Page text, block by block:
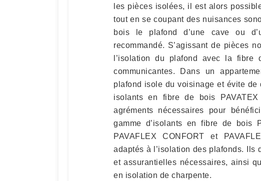
les pièces isolées, il est alors
tout en se coupant des nuisances
bois le plafond d’une cave ou
recommandé. S’agissant de pièces
l’isolation du plafond avec la
communicantes. Dans un
plafond isole du voisinage et évite
isolants en fibre de bois
agréments nécessaires pour
gamme d’isolants en fibre de bois
PAVAFLEX CONFORT et
adaptés à l’isolation des plafonds. Ils
et assurantielles nécessaires, ainsi
en isolation de charpente.